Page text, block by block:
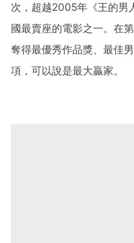
次，超越2005年《王的男
國最賣座的電影之一。在
奪得最優秀作品獎、最佳
項，可以說是最大贏家。